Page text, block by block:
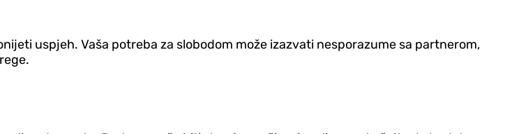
uspjeh. Vaša potreba za slobodom može izazvati nesporazume sa partnerom,